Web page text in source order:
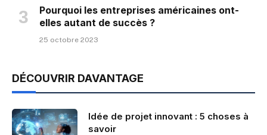
Pourquoi les entreprises américaines ont-
elles autant de succès ?
25 octobre 2023
DÉCOUVRIR DAVANTAGE
Idée de projet innovant : 5 choses à
savoir